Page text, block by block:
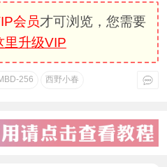
会员才可浏览，您需要
里升级VIP
256 西野小春